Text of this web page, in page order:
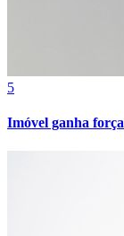
5
Imóvel ganha